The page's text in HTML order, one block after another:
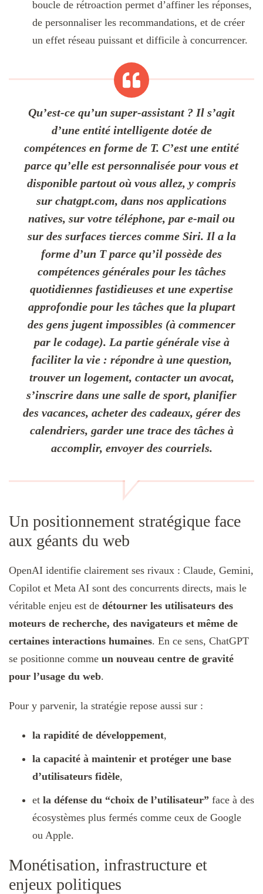
boucle de rétroaction permet d’affiner les réponses,
de personnaliser les recommandations, et de créer
un effet réseau puissant et difficile à concurrencer.
Qu’est-ce qu’un super-assistant ? Il s’agit
d’une entité intelligente dotée de
compétences en forme de T. C’est une entité
parce qu’elle est personnalisée pour vous et
disponible partout où vous allez, y compris
sur chatgpt.com, dans nos applications
natives, sur votre téléphone, par e-mail ou
sur des surfaces tierces comme Siri. Il a la
forme d’un T parce qu’il possède des
compétences générales pour les tâches
quotidiennes fastidieuses et une expertise
approfondie pour les tâches que la plupart
des gens jugent impossibles (à commencer
par le codage). La partie générale vise à
faciliter la vie : répondre à une question,
trouver un logement, contacter un avocat,
s’inscrire dans une salle de sport, planifier
des vacances, acheter des cadeaux, gérer des
calendriers, garder une trace des tâches à
accomplir, envoyer des courriels.
Un positionnement stratégique face
aux géants du web
OpenAI identifie clairement ses rivaux : Claude, Gemini,
Copilot et Meta AI sont des concurrents directs, mais le
véritable enjeu est de détourner les utilisateurs des
moteurs de recherche, des navigateurs et même de
certaines interactions humaines. En ce sens, ChatGPT
se positionne comme un nouveau centre de gravité
pour l’usage du web.
Pour y parvenir, la stratégie repose aussi sur :
la rapidité de développement,
la capacité à maintenir et protéger une base
d’utilisateurs fidèle,
et la défense du “choix de l’utilisateur” face à des
écosystèmes plus fermés comme ceux de Google
ou Apple.
Monétisation, infrastructure et
enjeux politiques